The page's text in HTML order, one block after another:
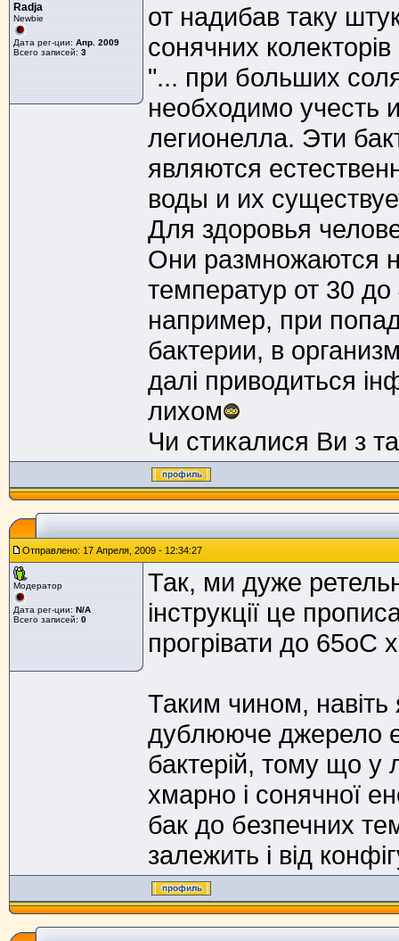
Radja
Newbie
Дата рег-ции: Апр. 2009
Всего записей: 3
от надибав таку
сонячних
"... при больших
необходимо учесть
легионелла. Эти
являются
воды и их
Для здоровья
Они размножаются
температур от 30
например, при
бактерии, в
далі приводиться
лихом
Чи стикалися Ви з
Отправлено: 17 Апреля, 2009 - 12:34:27
Модератор
Дата рег-ции: N/A
Всего записей: 0
Так, ми дуже
інструкції це
прогрівати до 65оС
Таким чином, навіть
дублююче джерело
бактерій, тому що у
хмарно і сонячної
бак до безпечних
залежить і від